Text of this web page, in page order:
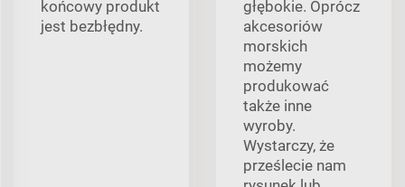
końcowy produkt
jest bezbłędny.
głębokie. Oprócz
akcesoriów
morskich
możemy
produkować
także inne
wyroby.
Wystarczy, że
prześlecie nam